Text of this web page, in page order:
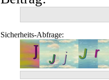
Sicherheits-Abfrage: